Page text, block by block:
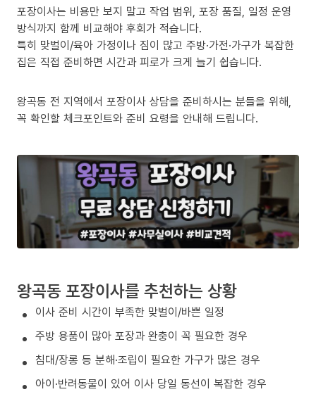
포장이사는 비용만 보지 말고 작업 범위, 포장 품질, 일정 운영
방식까지 함께 비교해야 후회가 적습니다.
특히 맞벌이/육아 가정이나 짐이 많고 주방·가전·가구가 복잡한
집은 직접 준비하면 시간과 피로가 크게 늘기 쉽습니다.
왕곡동 전 지역에서 포장이사 상담을 준비하시는 분들을 위해,
꼭 확인할 체크포인트와 준비 요령을 안내해 드립니다.
왕곡동 포장이사를 추천하는 상황
이사 준비 시간이 부족한 맞벌이/바쁜 일정
주방 용품이 많아 포장과 완충이 꼭 필요한 경우
침대/장롱 등 분해·조립이 필요한 가구가 많은 경우
아이·반려동물이 있어 이사 당일 동선이 복잡한 경우